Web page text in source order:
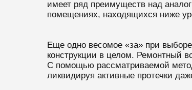
имеет ряд преимуществ над
помещениях, находящихся ниже
Еще одно весомое «за» при
конструкции в целом. Ремонтный
С помощью рассматриваемой
ликвидируя активные протечки